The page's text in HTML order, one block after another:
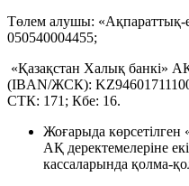
Төлем алушы:
050540004455;
«Қазақстан Халық банкі»
(IBAN/ЖСК):
СТК: 171; Кбе: 16.
Жоғарыда көрсетілген
АҚ деректемелеріне
кассаларында қолма-